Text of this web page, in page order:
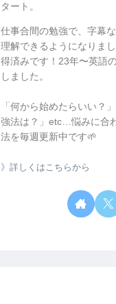
タート。
仕事合間の勉強で、字幕
理解できるようになりま
得済みです！23年〜英語
しました。
「何から始めたらいい？
強法は？」etc…悩みに合
法を毎週更新中です🌱
》詳しくはこちらから